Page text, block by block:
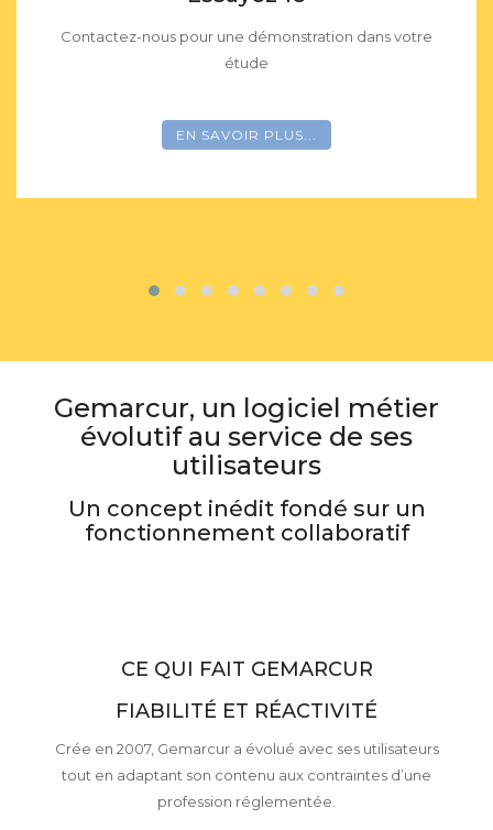
Contactez-nous pour une démonstration dans votre
étude
EN SAVOIR PLUS...
Gemarcur, un logiciel métier
évolutif au service de ses
utilisateurs
Un concept inédit fondé sur un
fonctionnement collaboratif
CE QUI FAIT GEMARCUR
FIABILITÉ ET RÉACTIVITÉ
Crée en 2007, Gemarcur a évolué avec ses utilisateurs
tout en adaptant son contenu aux contraintes d’une
profession réglementée.